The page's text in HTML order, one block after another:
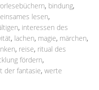
, bindung,
lesen,
, interessen des
, lachen, magie, märchen,
, reise, ritual des
fördern,
der fantasie, werte